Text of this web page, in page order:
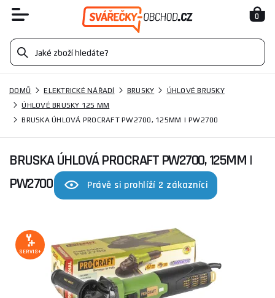
0
DOMŮ ELEKTRICKÉ NÁŘADÍ BRUSKY
ÚHLOVÉ BRUSKY
ÚHLOVÉ BRUSKY 125 MM
BRUSKA ÚHLOVÁ PROCRAFT PW2700, 125MM | PW2700
BRUSKA ÚHLOVÁ PROCRAFT PW2700, 125MM |
PW2700
Právě si prohlíží 2 zákazníci
SERVIS+